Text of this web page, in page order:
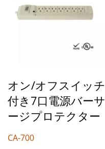
的なソリューションでもあ
ります。 この電源タップ
ス、旅行、または作業スペ
充電することができます。
USB充電ポートは最大
5V/2.4Aに対応しており、
スマートフォン、タブレッ
オン/オフスイッチ
付き7口電源バーサ
ージプロテクター
CA-700